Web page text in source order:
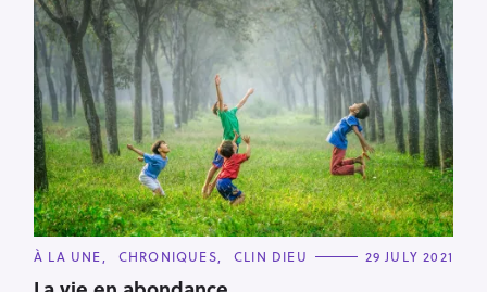
C
T
À LA UNE CHRONIQUES CLIN DIEU 29 JULY 2021